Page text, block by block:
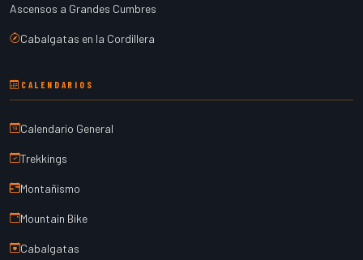
Ascensos a Grandes Cumbres
Cabalgatas en la Cordillera
CALENDARIOS
Calendario General
Trekkings
Montañismo
Mountain Bike
Cabalgatas